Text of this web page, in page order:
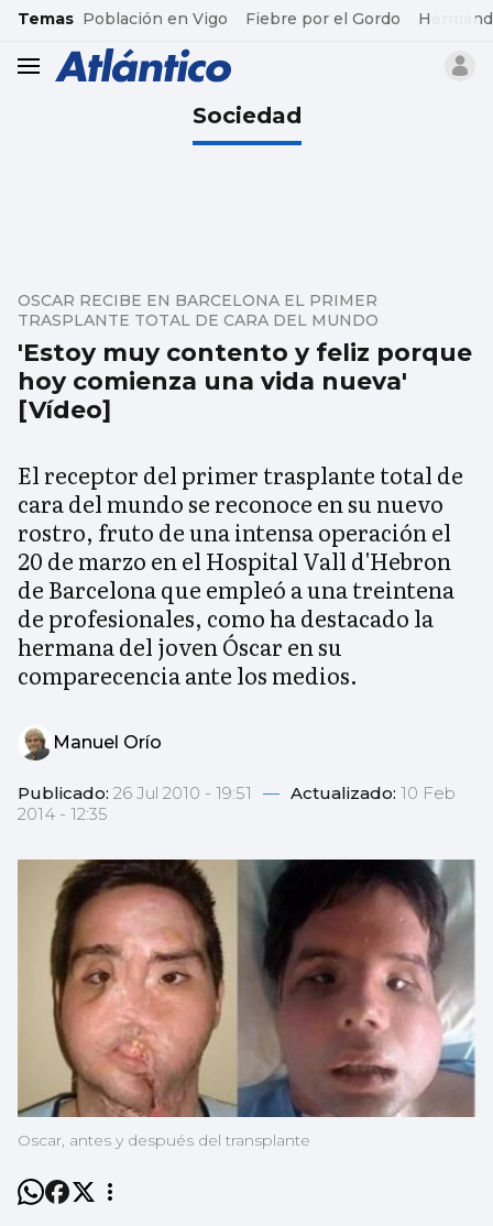
common.go-to-content
Temas Población en Vigo Fiebre por el Gordo
header.menu.open
Sociedad
'Estoy muy contento y feliz porque
hoy comienza una vida nueva'
[Vídeo]
OSCAR RECIBE EN BARCELONA EL PRIMER
TRASPLANTE TOTAL DE CARA DEL MUNDO
El receptor del primer trasplante total de
cara del mundo se reconoce en su nuevo
rostro, fruto de una intensa operación el
20 de marzo en el Hospital Vall d'Hebron
de Barcelona que empleó a una treintena
de profesionales, como ha destacado la
hermana del joven Óscar en su
comparecencia ante los medios.
Manuel Orío
Publicado: 26 Jul 2010 - 19:51 — Actualizado: 10 Feb
2014 - 12:35
Oscar, antes y después del transplante